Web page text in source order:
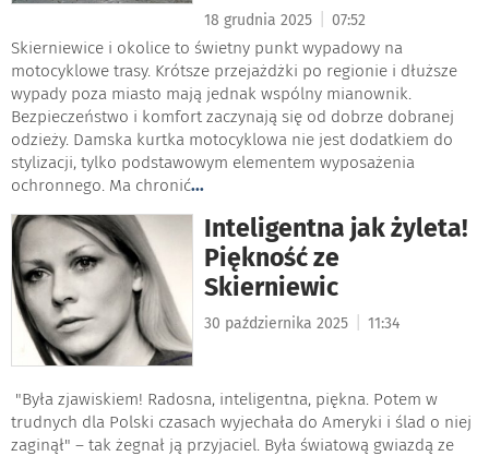
18 grudnia 2025 07:52
Skierniewice i okolice to świetny punkt wypadowy na
motocyklowe trasy. Krótsze przejażdżki po regionie i dłuższe
wypady poza miasto mają jednak wspólny mianownik.
Bezpieczeństwo i komfort zaczynają się od dobrze dobranej
odzieży. Damska kurtka motocyklowa nie jest dodatkiem do
stylizacji, tylko podstawowym elementem wyposażenia
ochronnego. Ma chronić...
Inteligentna jak żyleta!
Piękność ze
Skierniewic
30 października 2025 11:34
"Była zjawiskiem! Radosna, inteligentna, piękna. Potem w
trudnych dla Polski czasach wyjechała do Ameryki i ślad o niej
zaginął" – tak żegnał ją przyjaciel. Była światową gwiazdą ze